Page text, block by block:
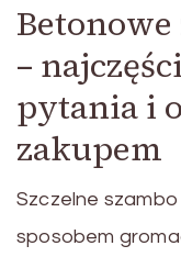
–
pytania i
zakupem
Szczelne
sposobem